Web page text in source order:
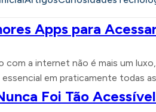
Apps para
com a internet não é mais um
em praticamente todas
Foi Tão